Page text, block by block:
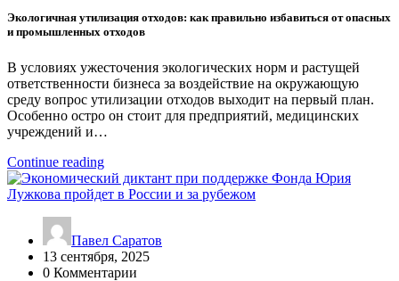
Экологичная утилизация отходов: как правильно избавиться от опасных
и промышленных отходов
В условиях ужесточения экологических норм и растущей
ответственности бизнеса за воздействие на окружающую
среду вопрос утилизации отходов выходит на первый план.
Особенно остро он стоит для предприятий, медицинских
учреждений и…
Continue reading
Павел Саратов
13 сентября, 2025
0 Комментарии